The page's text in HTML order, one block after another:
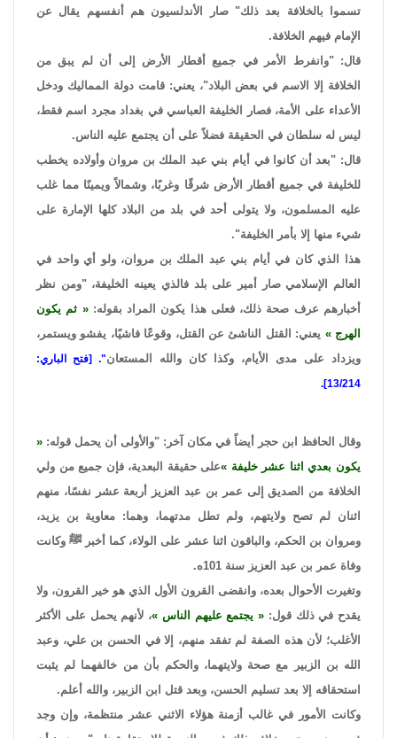
تسموا بالخلافة بعد ذلك" صار الأندلسيون هم أنفسهم يقال عن
الإمام فيهم الخلافة.
قال: "وانفرط الأمر في جميع أقطار الأرض إلى أن لم يبق من
الخلافة إلا الاسم في بعض البلاد"، يعني: قامت دولة المماليك ودخل
الأعداء على الأمة، فصار الخليفة العباسي في بغداد مجرد اسم فقط،
ليس له سلطان في الحقيقة فضلاً على أن يجتمع عليه الناس.
قال: "بعد أن كانوا في أيام بني عبد الملك بن مروان وأولاده يخطب
للخليفة في جميع أقطار الأرض شرقًا وغربًا، وشمالاً ويمينًا مما غلب
عليه المسلمون، ولا يتولى أحد في بلد من البلاد كلها الإمارة على
شيء منها إلا بأمر الخليفة".
هذا الذي كان في أيام بني عبد الملك بن مروان، ولو أي واحد في
العالم الإسلامي صار أمير على بلد فالذي يعينه الخليفة، "ومن نظر
أخبارهم عرف صحة ذلك، فعلى هذا يكون المراد بقوله:
ثم يكون
الهرج
يعني: القتل الناشئ عن القتل، وقوعًا فاشيًا، يفشو ويستمر،
ويزداد على مدى الأيام، وكذا كان والله المستعان". [فتح الباري:
13/214].
وقال الحافظ ابن حجر أيضاً في مكان آخر: "والأولى أن يحمل قوله:
يكون بعدي اثنا عشر خليفة
على حقيقة البعدية، فإن جميع من ولي
الخلافة من الصديق إلى عمر بن عبد العزيز أربعة عشر نفسًا، منهم
اثنان لم تصح ولايتهم، ولم تطل مدتهما، وهما: معاوية بن يزيد،
ومروان بن الحكم، والباقون اثنا عشر على الولاء، كما أخبر ﷺ وكانت
وفاة عمر بن عبد العزيز سنة 101ه.
وتغيرت الأحوال بعده، وانقضى القرون الأول الذي هو خير القرون، ولا
يقدح في ذلك قول:
يجتمع عليهم الناس
، لأنهم يحمل على الأكثر
الأغلب؛ لأن هذه الصفة لم تفقد منهم، إلا في الحسن بن علي، وعبد
الله بن الزبير مع صحة ولايتهما، والحكم بأن من خالفهما لم يثبت
استحقاقه إلا بعد تسليم الحسن، وبعد قتل ابن الزبير، والله أعلم.
وكانت الأمور في غالب أزمنة هؤلاء الاثني عشر منتظمة، وإن وجد